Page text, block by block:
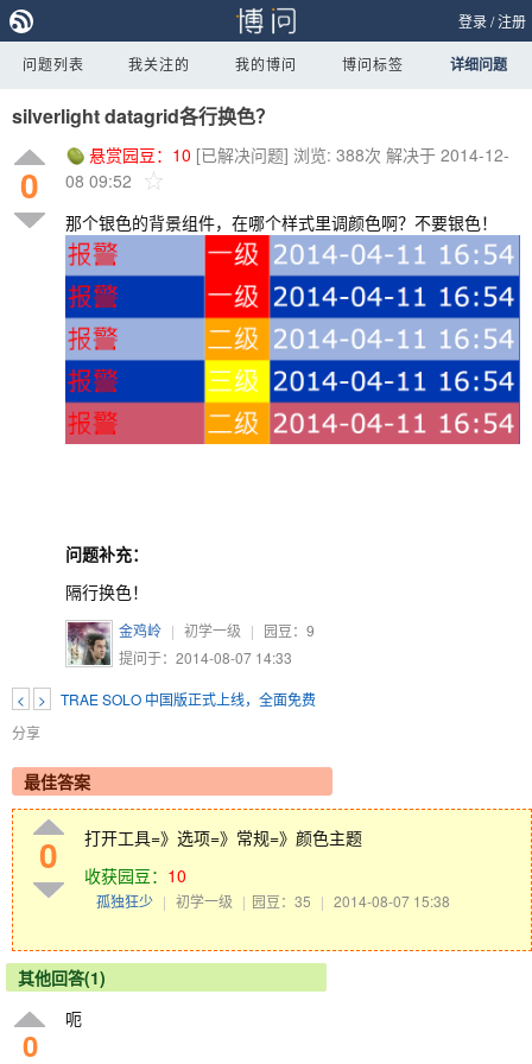
登录/注册
问题列表 我关注的 我的博问 博问标签 详细问题
silverlight datagrid各行换色？
0
悬赏园豆： 10 [已解决问题] 浏览: 388次 解决于 2014-12-
08 09:52
那个银色的背景组件，在哪个样式里调颜色啊？不要银色！
问题补充：
隔行换色！
金鸡岭 | 初学一级 | 园豆： 9
提问于：2014-08-07 14:33
< >
TRAE SOLO 中国版正式上线，全面免费
分享
最佳答案
0
打开工具=》选项=》常规=》颜色主题
收获园豆： 10
孤独狂少 | 初学一级 | 园豆：35 | 2014-08-07 15:38
其他回答(1)
0
呃